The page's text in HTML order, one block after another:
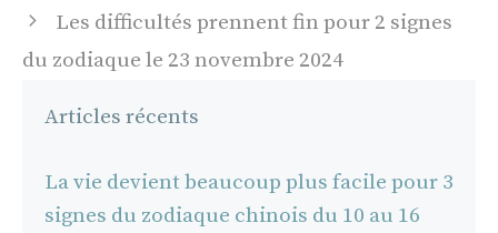
Les difficultés prennent fin pour 2 signes
du zodiaque le 23 novembre 2024
Articles récents
La vie devient beaucoup plus facile pour 3
signes du zodiaque chinois du 10 au 16